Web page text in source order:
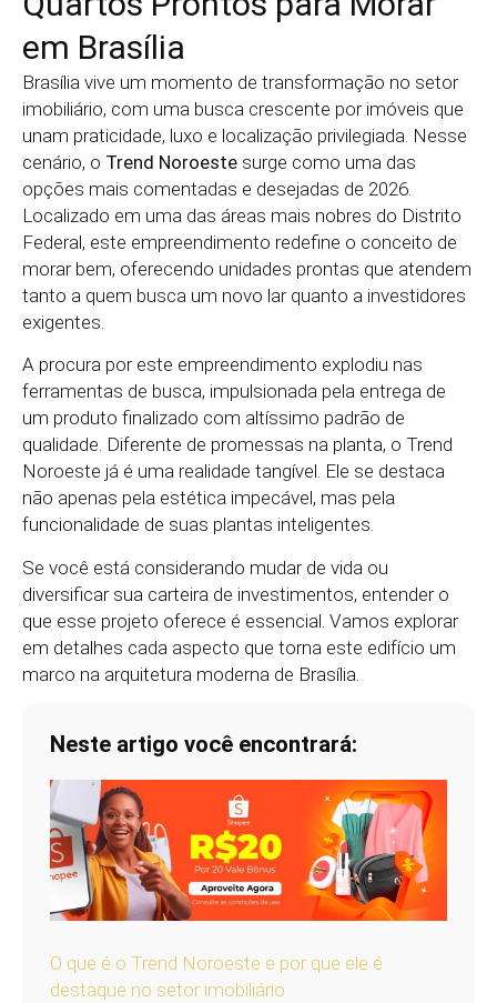
em Brasília
Brasília vive um momento de transformação no setor
imobiliário, com uma busca crescente por imóveis que
unam praticidade, luxo e localização privilegiada. Nesse
cenário, o Trend Noroeste surge como uma das
opções mais comentadas e desejadas de 2026.
Localizado em uma das áreas mais nobres do Distrito
Federal, este empreendimento redefine o conceito de
morar bem, oferecendo unidades prontas que atendem
tanto a quem busca um novo lar quanto a investidores
exigentes.
A procura por este empreendimento explodiu nas
ferramentas de busca, impulsionada pela entrega de
um produto finalizado com altíssimo padrão de
qualidade. Diferente de promessas na planta, o Trend
Noroeste já é uma realidade tangível. Ele se destaca
não apenas pela estética impecável, mas pela
funcionalidade de suas plantas inteligentes.
Se você está considerando mudar de vida ou
diversificar sua carteira de investimentos, entender o
que esse projeto oferece é essencial. Vamos explorar
em detalhes cada aspecto que torna este edifício um
marco na arquitetura moderna de Brasília.
Neste artigo você encontrará:
O que é o Trend Noroeste e por que ele é
destaque no setor imobiliário